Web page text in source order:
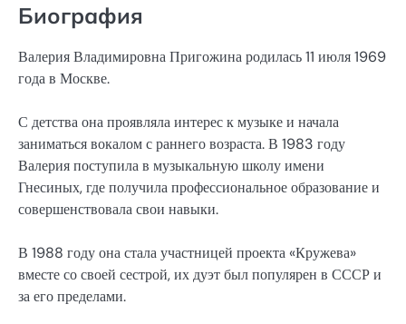
Биография
Валерия Владимировна Пригожина родилась 11 июля 1969
года в Москве.
С детства она проявляла интерес к музыке и начала
заниматься вокалом с раннего возраста. В 1983 году
Валерия поступила в музыкальную школу имени
Гнесиных, где получила профессиональное образование и
совершенствовала свои навыки.
В 1988 году она стала участницей проекта «Кружева»
вместе со своей сестрой, их дуэт был популярен в СССР и
за его пределами.